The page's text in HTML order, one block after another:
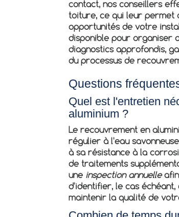
contact, nos conseillers
toiture, ce qui leur permet
opportunités de votre
disponible pour organiser
diagnostics approfondis,
du processus de
Questions
Quel est l'entretien
aluminium ?
Le recouvrement en
régulier à l'eau
à sa résistance à la
de traitements
une inspection annuelleafin
d'identifier, le cas
maintenir la qualité de